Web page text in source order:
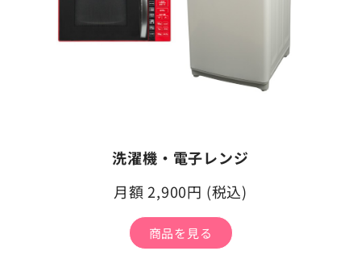
洗濯機・電子レンジ
月額 2,900円 (税込)
商品を見る